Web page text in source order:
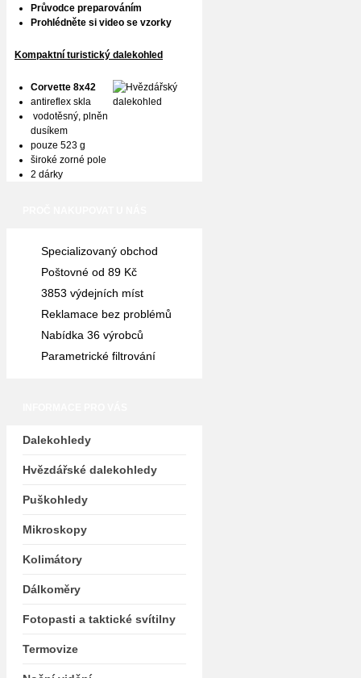
Průvodce preparováním
Prohlédněte si video se vzorky
Kompaktní turistický dalekohled
Corvette 8x42
antireflex skla
vodotěsný, plněn
dusíkem
pouze 523 g
široké zorné pole
2 dárky
Specializovaný obchod
Poštovné od 89 Kč
3853 výdejních míst
Reklamace bez problémů
Nabídka 36 výrobců
Parametrické filtrování
Dalekohledy
Hvězdářské dalekohledy
Puškohledy
Mikroskopy
Kolimátory
Dálkoměry
Fotopasti a taktické svítilny
Termovize